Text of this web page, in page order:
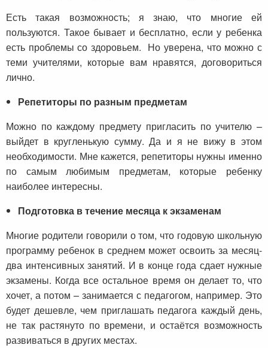
Есть такая возможность; я знаю, что многие ей
пользуются. Такое бывает и бесплатно, если у ребенка
есть проблемы со здоровьем. Но уверена, что можно с
теми учителями, которые вам нравятся, договориться
лично.
Репетиторы по разным предметам
Можно по каждому предмету пригласить по учителю –
выйдет в кругленькую сумму. Да и я не вижу в этом
необходимости. Мне кажется, репетиторы нужны именно
по самым любимым предметам, которые ребенку
наиболее интересны.
Подготовка в течение месяца к экзаменам
Многие родители говорили о том, что годовую школьную
программу ребенок в среднем может освоить за месяц-
два интенсивных занятий. И в конце года сдает нужные
экзамены. Когда все остальное время он делает то, что
хочет, а потом – занимается с педагогом, например. Это
будет дешевле, чем приглашать педагога каждый день,
не так растянуто по времени, и остаётся возможность
развиваться в других местах.